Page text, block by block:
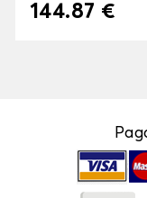
144.87 €